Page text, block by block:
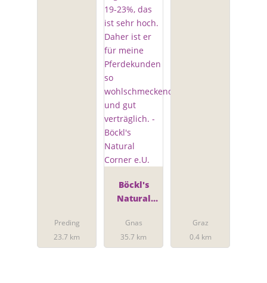
Preding
23.7 km
Böckl's
Natural
Gnas
35.7 km
Graz
0.4 km